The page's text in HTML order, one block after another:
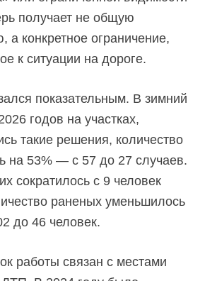
получает не общую
а конкретное ограничение,
к ситуации на дороге.
показательным. В зимний
годов на участках,
такие решения, количество
на 53% — с 57 до 27 случаев.
сократилось с 9 человек
раненых уменьшилось
до 46 человек.
работы связан с местами